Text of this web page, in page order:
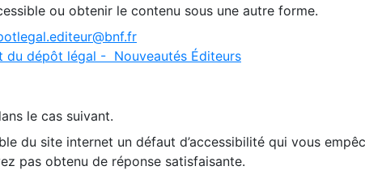
ou obtenir le contenu sous une autre forme.
du dépôt légal - Nouveautés Éditeurs
le cas suivant.
du site internet un défaut d’accessibilité qui vous
pas obtenu de réponse satisfaisante.